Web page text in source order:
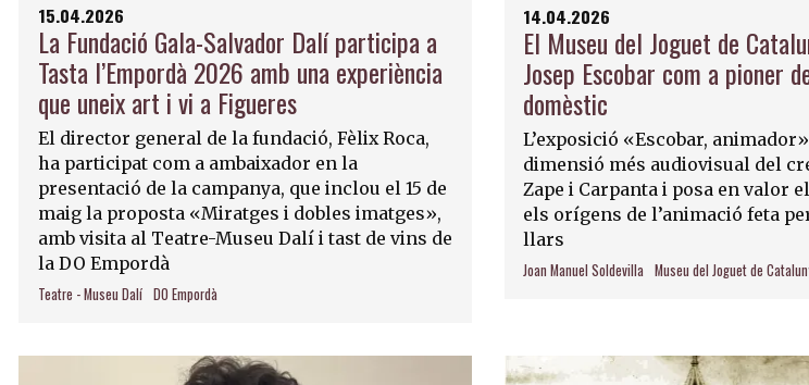
15.04.2026
La Fundació Gala-Salvador Dalí participa a
Tasta l’Empordà 2026 amb una experiència
que uneix art i vi a Figueres
El director general de la fundació, Fèlix Roca,
ha participat com a ambaixador en la
presentació de la campanya, que inclou el 15 de
maig la proposta «Miratges i dobles imatges»,
amb visita al Teatre-Museu Dalí i tast de vins de
la DO Empordà
Teatre - Museu Dalí DO Empordà
14.04.2026
El Museu del Joguet de
Josep Escobar com a pioner
domèstic
L’exposició «Escobar,
dimensió més audiovisual del
Zape i Carpanta i posa en valor
els orígens de l’animació feta
llars
Joan Manuel Soldevilla Museu del Joguet de